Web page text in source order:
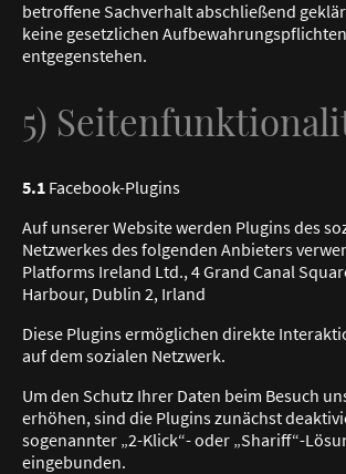
betroffene Sachverhalt abschließend
keine gesetzlichen Aufbewahrungspflichten
entgegenstehen.
5)
5.1 Facebook-Plugins
Auf unserer Website werden Plugins des
Netzwerkes des folgenden Anbieters
Platforms Ireland Ltd., 4 Grand Canal
Harbour, Dublin 2, Irland
Diese Plugins ermöglichen direkte
auf dem sozialen Netzwerk.
Um den Schutz Ihrer Daten beim Besuch
erhöhen, sind die Plugins zunächst
sogenannter „2-Klick“- oder „Shariff“-
eingebunden.